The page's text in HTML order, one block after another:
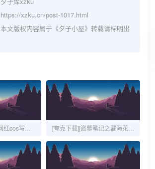
https://xzku.cn/post-1017.html
本文版权内容属于《夕子小屋》转载请标明出